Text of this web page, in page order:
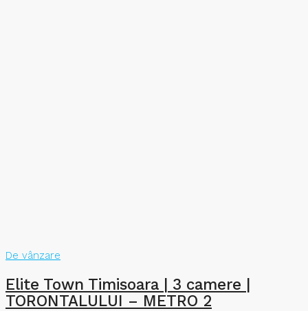
De vânzare
Elite Town Timisoara | 3 camere |
TORONTALULUI – METRO 2